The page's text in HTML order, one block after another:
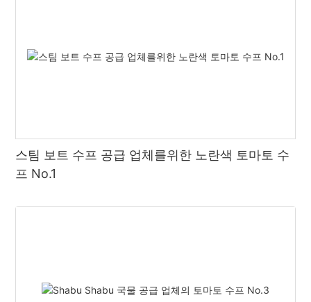
스팀 보트 수프 공급 업체를위한 노란색 토마토 수
프 No.1